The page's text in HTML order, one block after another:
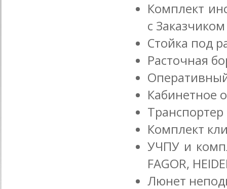
Комплект
с Заказчиком
Стойка под
Расточная
Кабинетное
Транспортер
Комплект
УЧПУ и
FAGOR,
Люнет